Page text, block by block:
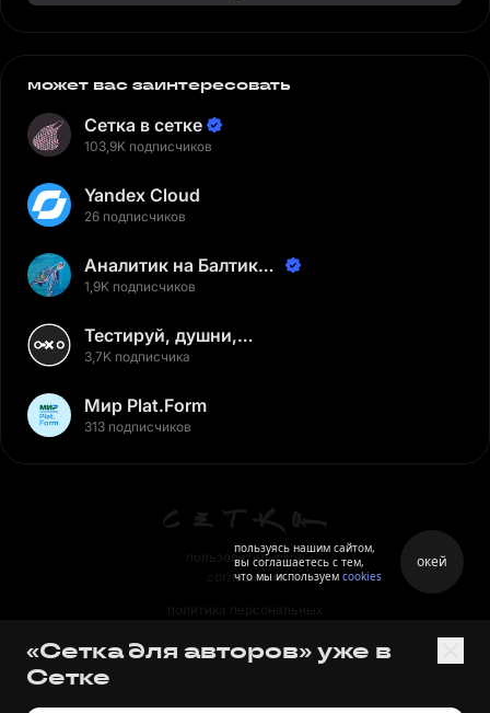
может вас заинтересовать
Сетка в сетке
103,9K подписчиков
Yandex Cloud
26 подписчиков
Аналитик на Балтике |
Неверов Станислав
1,9K подписчиков
Тестируй, душни,
наслаждайся
3,7K подписчика
Мир Plat.Form
313 подписчиков
пользовательское
соглашение
политика персональных
правила
«Сетка для авторов» уже в
Сетке
пользуясь нашим сайтом,
вы соглашаетесь с тем,
что мы используем cookies
окей